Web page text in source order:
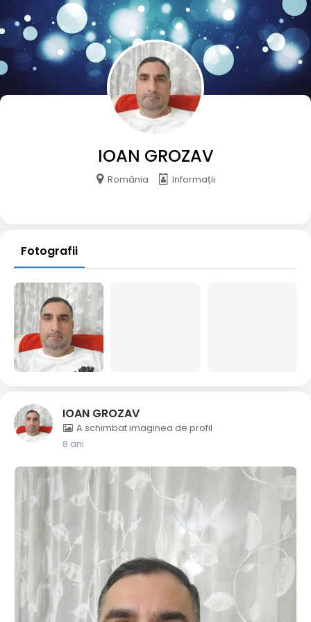
IOAN GROZAV
România Informații
Fotografii
IOAN GROZAV
A schimbat imaginea de profil
8 ani